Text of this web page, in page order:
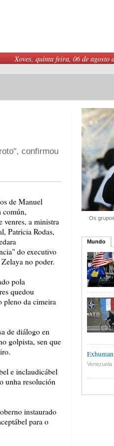
Xoves, quinta feira, 06 de agosto
confirmou
de Manuel
común,
venres, a ministra
Patricia Rodas,
do executivo
no poder.
pola
quedou
pleno da cimeira
de diálogo en
golpista, sen que
e inclaudicábel
unha resolución
instaurado
para o
Os
Mundo
Venezuela